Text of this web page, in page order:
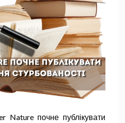
Nature почне публікувати